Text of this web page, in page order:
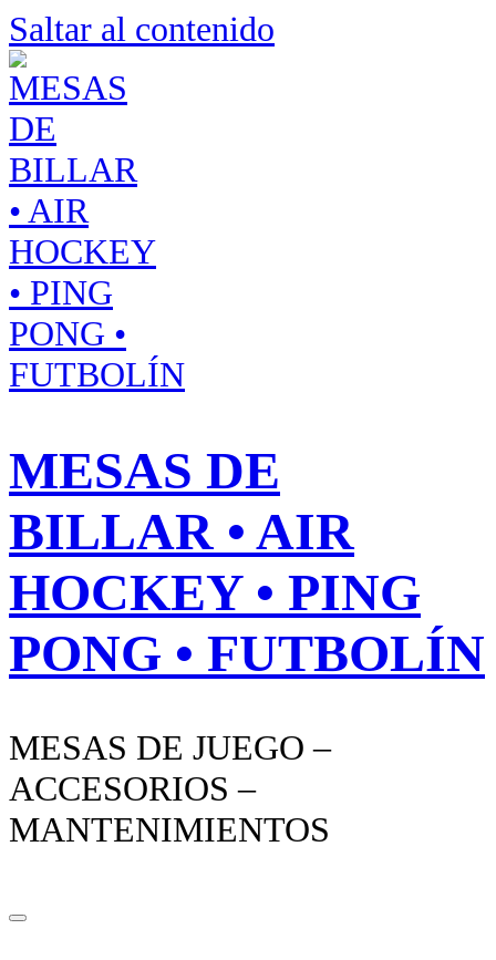
Saltar al contenido
MESAS DE
BILLAR • AIR
HOCKEY • PING
PONG • FUTBOLÍN
MESAS DE JUEGO –
ACCESORIOS –
MANTENIMIENTOS